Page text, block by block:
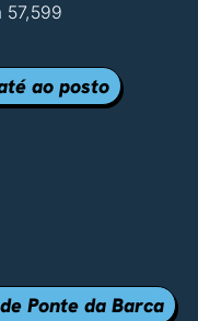
57,599
ao posto
Ponte da Barca